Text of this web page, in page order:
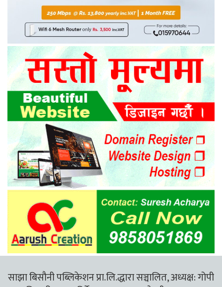
साझा बिसौनी पब्लिकेशन प्रा.लि.द्धारा सञ्चालित, अध्यक्ष: गोपी